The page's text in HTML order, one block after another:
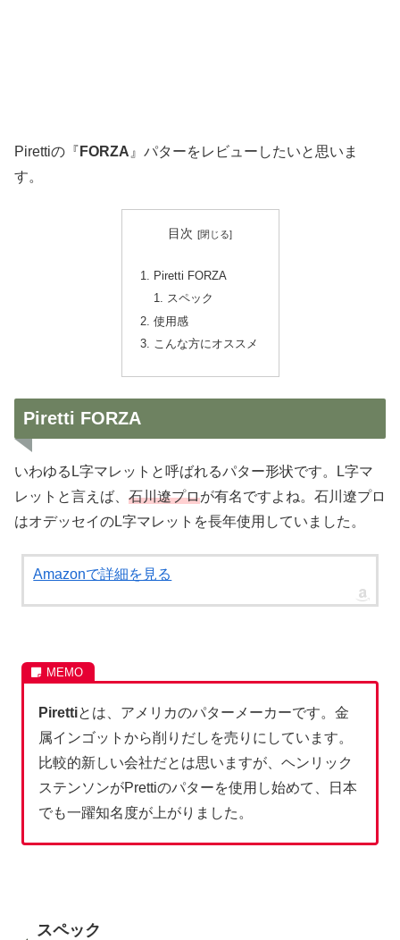
Pirettiの『 FORZA 』パターをレビューしたいと思いま
す。
目次
Piretti FORZA
スペック
使用感
こんな方にオススメ
Piretti FORZA
いわゆるL字マレットと呼ばれるパター形状です。L字マ
レットと言えば、 石川遼プロが有名ですよね。石川遼プロ
はオデッセイのL字マレットを長年使用していました。
Amazonで詳細を見る
Pirettiとは、アメリカのパターメーカーです。金
属インゴットから削りだしを売りにしています。
比較的新しい会社だとは思いますが、ヘンリック
ステンソンがPrettiのパターを使用し始めて、日本
でも一躍知名度が上がりました。
スペック